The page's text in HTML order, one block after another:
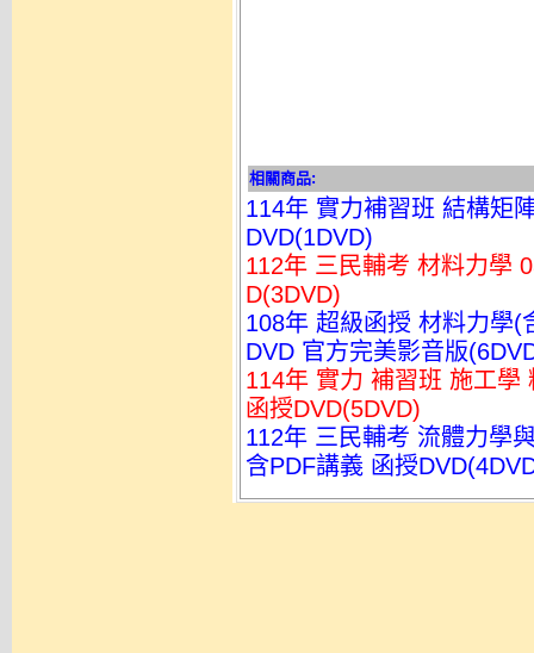
相關商品:
114年 實力補習班 結構矩
DVD(1DVD)
112年 三民輔考 材料力學
D(3DVD)
108年 超級函授 材料力學(
DVD 官方完美影音版
114年 實力 補習班 施工學
函授DVD(5DVD)
112年 三民輔考 流體力學
含PDF講義 函授